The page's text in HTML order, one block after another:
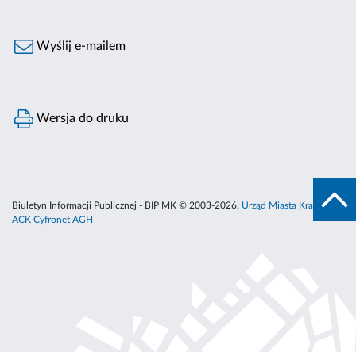
Wyślij e-mailem
Wersja do druku
Biuletyn Informacji Publicznej - BIP MK © 2003-2026, Urząd Miasta Krakowa
ACK Cyfronet AGH